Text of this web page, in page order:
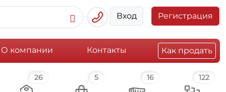
Вход Регистрация
О компании Контакты Как продать
26 5 16 122